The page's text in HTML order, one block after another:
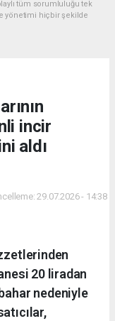
tüm sorumluluğu tek
yönetimi hiçbir şekilde
incir
aldı
29.07.2026 - 14:38
20 liradan
nedeniyle